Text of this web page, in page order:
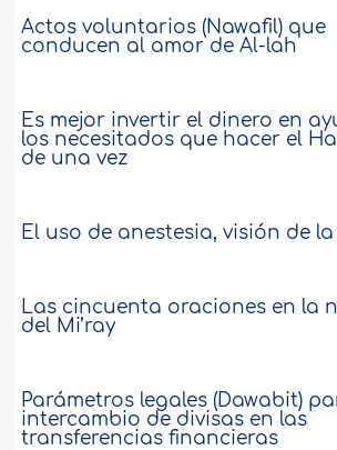
Actos voluntarios (Nawafil) que
conducen al amor de Al-lah
Es mejor invertir el dinero en
los necesitados que hacer el
de una vez
El uso de anestesia, visión de la
Las cincuenta oraciones en la
del Mi’ray
Parámetros legales (Dawabit)
intercambio de divisas en las
transferencias financieras